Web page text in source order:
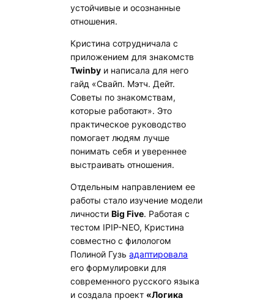
устойчивые и осознанные
отношения.
Кристина сотрудничала с
приложением для знакомств
Twinby и написала для него
гайд «Свайп. Мэтч. Дейт.
Советы по знакомствам,
которые работают». Это
практическое руководство
помогает людям лучше
понимать себя и увереннее
выстраивать отношения.
Отдельным направлением ее
работы стало изучение модели
личностиBig Five. Работая с
тестом IPIP-NEO, Кристина
совместно с филологом
Полиной Гузьадаптировала
его формулировки для
современного русского языка
и создала проект «Логика